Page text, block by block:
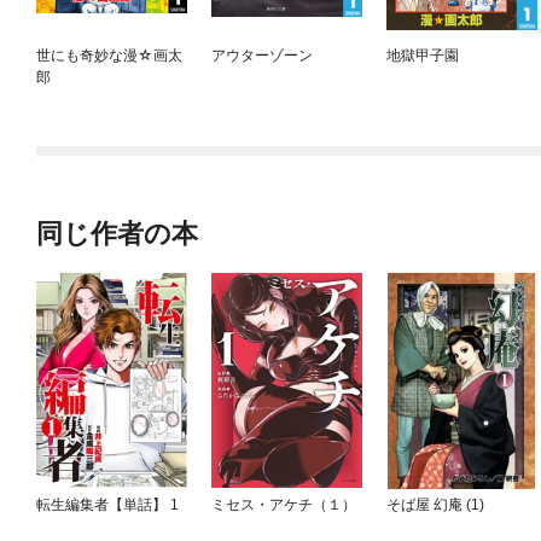
世にも奇妙な漫☆画太
郎
アウターゾーン 地獄甲子園
同じ作者の本
転生編集者【単話】 1 ミセス・アケチ（１） そば屋 幻庵 (1)